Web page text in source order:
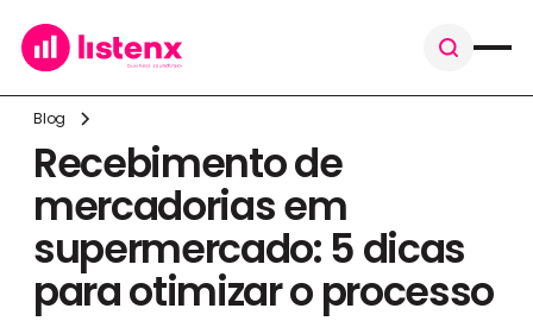
Blog
Recebimento de
mercadorias em
supermercado: 5 dicas
para otimizar o processo